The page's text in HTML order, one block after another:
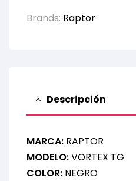
Brands: Raptor
Descripción
MARCA: RAPTOR
MODELO:VORTEX TG
COLOR: NEGRO